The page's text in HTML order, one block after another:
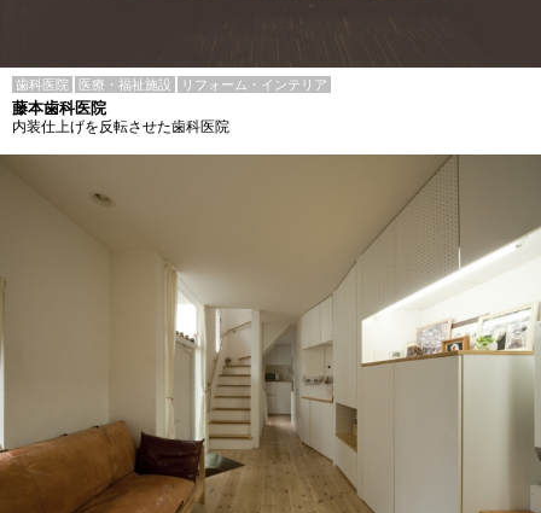
歯科医院 医療・福祉施設 リフォーム・インテリア
藤本歯科医院
内装仕上げを反転させた歯科医院